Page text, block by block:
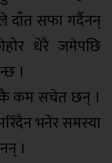
दाँत सफा गर्दैनन्
धेरै जमेपछि
।
कम सचेत छन् ।
भनेर समस्या
।